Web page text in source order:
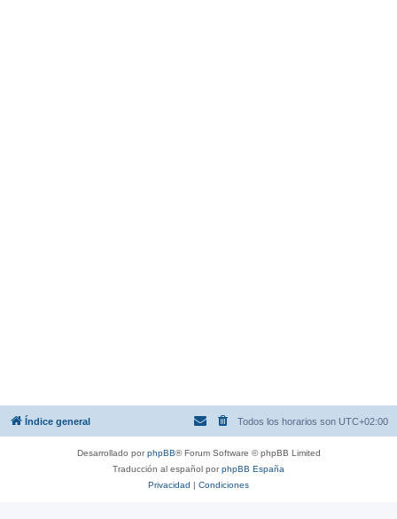
Índice general Todos los horarios son UTC+02:00
Desarrollado porphpBB® Forum Software © phpBB Limited
Traducción al español porphpBB España
Privacidad | Condiciones